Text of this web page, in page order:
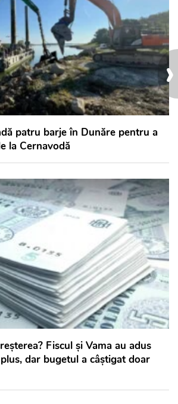
›
patru barje în Dunăre pentru a
la Cernavodă
Fiscul și Vama au adus
dar bugetul a câștigat doar